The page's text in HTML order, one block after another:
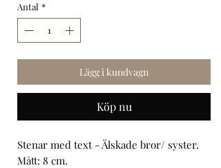
Antal *
Lägg i kundvagn
Köp nu
Stenar med text - Älskade bror/ syster.
Mått: 8 cm.